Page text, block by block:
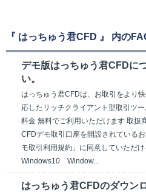
『 はっちゅう君CFD 』 内の
デモ版はっちゅう君CFDに
い。
はっちゅう君CFDは、お取引をより
応したリッチクライアント型取引ツ
料金 無料でご利用いただけます 取扱
CFDデモ取引口座を開設されている
モ取引利用規約」に同意していただ
Windows10 Window...
はっちゅう君CFDのダウン